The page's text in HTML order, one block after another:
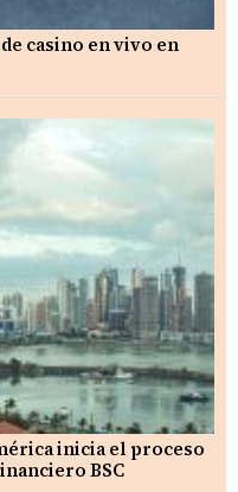
casino en vivo en
inicia el proceso
BSC